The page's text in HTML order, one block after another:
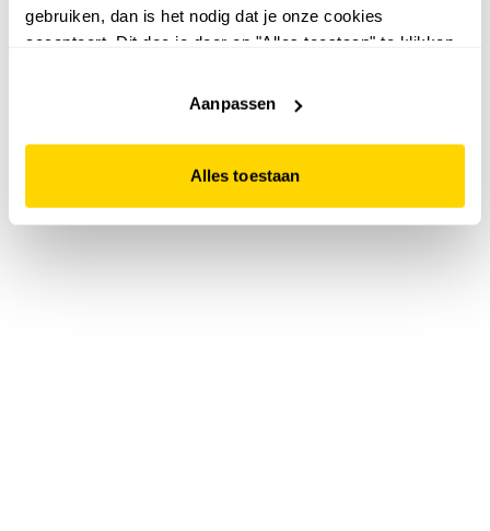
gebruiken, dan is het nodig dat je onze cookies
accepteert. Dit doe je door op "Alles toestaan" te klikken.
website niet optimaal functioneert.
Aanpassen
Alles toestaan